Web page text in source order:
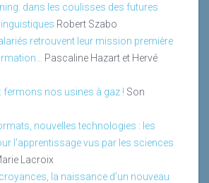
dans les coulisses des futures
Robert Szabo
retrouvent leur mission première
Pascaline Hazart et Hervé
fermons nos usines à gaz ! Son
nouvelles technologies : les
l’apprentissage vus par les sciences
Lacroix
la naissance d’un nouveau